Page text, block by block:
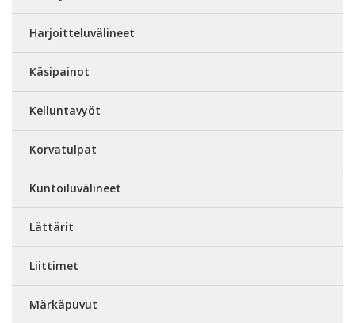
Harjoitteluvälineet
Käsipainot
Kelluntavyöt
Korvatulpat
Kuntoiluvälineet
Lättärit
Liittimet
Märkäpuvut